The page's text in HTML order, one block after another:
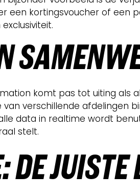
een kortingsvoucher of een
komt pas tot uiting als
verschillende afdelingen
data in realtime wordt
stelt.
DE